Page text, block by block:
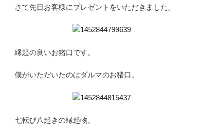
さて先日お客様にプレゼントをいただきました。
縁起の良いお猪口です。
僕がいただいたのはダルマのお猪口。
七転び八起きの縁起物。